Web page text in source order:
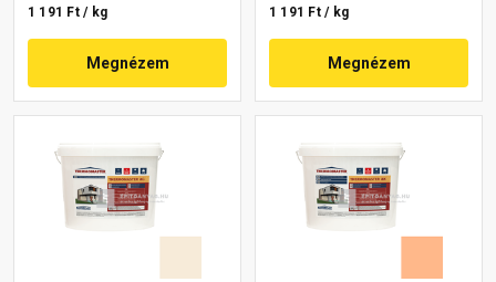
1 191 Ft / kg
Megnézem
1 191 Ft / kg
Megnézem